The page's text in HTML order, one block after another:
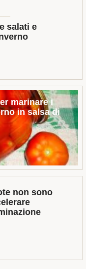
salati e
marinare i
in salsa di
non sono